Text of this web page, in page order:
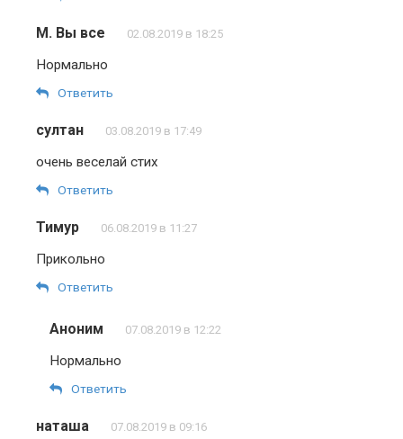
М. Вы все 02.08.2019 в 18:25
Нормально
Ответить
султан 03.08.2019 в 17:49
очень веселай стих
Ответить
Тимур 06.08.2019 в 11:27
Прикольно
Ответить
Аноним 07.08.2019 в 12:22
Нормально
Ответить
наташа 07.08.2019 в 09:16